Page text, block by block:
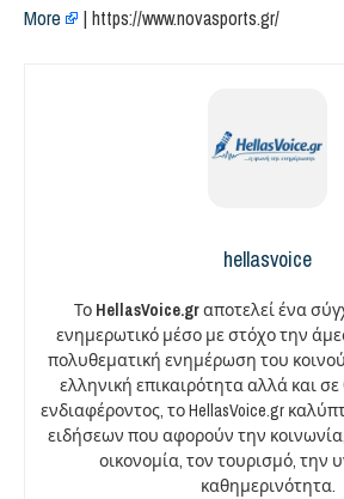
More
| https://www.novasports.gr/
hellasvoice
Το HellasVoice.grαποτελεί ένα
ενημερωτικό μέσο με στόχο την
πολυθεματική ενημέρωση του
ελληνική επικαιρότητα αλλά και
ενδιαφέροντος, το HellasVoice.gr
ειδήσεων που αφορούν την
οικονομία, τον τουρισμό, την
καθημερινότητα.